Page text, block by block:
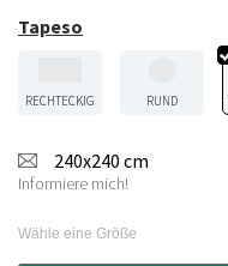
Tapeso
RECHTECKIG RUND
240x240 cm
Informiere mich!
Wähle eine Größe